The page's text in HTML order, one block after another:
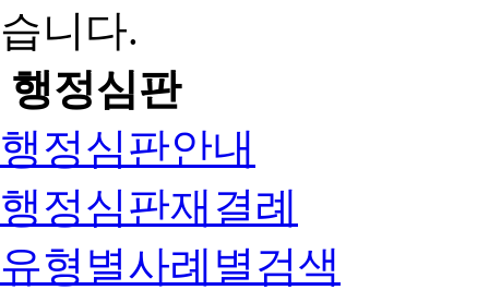
습니다.
행정심판
행정심판안내
행정심판재결례
유형별사례별검색